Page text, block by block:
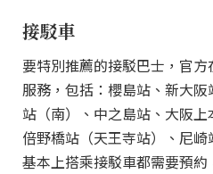
接駁車
要特別推薦的接駁巴士，官
服務，包括：櫻島站、新大
站（南）、中之島站、大阪
倍野橋站（天王寺站）、尼
基本上搭乘接駁車都需要預